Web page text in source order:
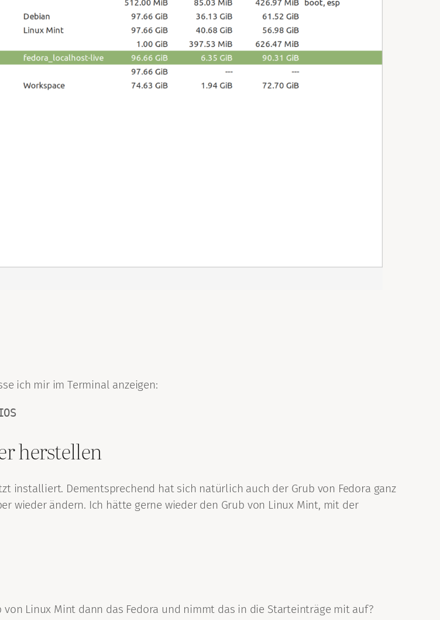
ich mir im Terminal anzeigen:
herstellen
installiert. Dementsprechend hat sich natürlich auch der Grub von Fedora ganz
wieder ändern. Ich hätte gerne wieder den Grub von Linux Mint, mit der
Linux Mint dann das Fedora und nimmt das in die Starteinträge mit auf?